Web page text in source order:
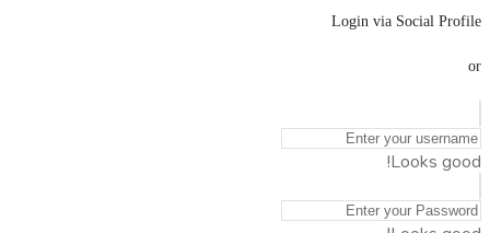
Login via Social Profile
or
Looks good!